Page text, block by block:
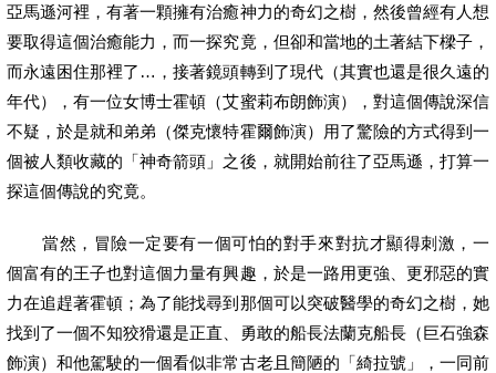
亞馬遜河裡，有著一顆擁有治癒神力的奇幻之樹，然後曾經有人想
要取得這個治癒能力，而一探究竟，但卻和當地的土著結下樑子，
而永遠困住那裡了…，接著鏡頭轉到了現代（其實也還是很久遠的
年代），有一位女博士霍頓（艾蜜莉布朗飾演），對這個傳說深信
不疑，於是就和弟弟（傑克懷特霍爾飾演）用了驚險的方式得到一
個被人類收藏的「神奇箭頭」之後，就開始前往了亞馬遜，打算一
探這個傳說的究竟。
當然，冒險一定要有一個可怕的對手來對抗才顯得刺激，一
個富有的王子也對這個力量有興趣，於是一路用更強、更邪惡的實
力在追趕著霍頓；為了能找尋到那個可以突破醫學的奇幻之樹，她
找到了一個不知狡猾還是正直、勇敢的船長法蘭克船長（巨石強森
飾演）和他駕駛的一個看似非常古老且簡陋的「綺拉號」，一同前